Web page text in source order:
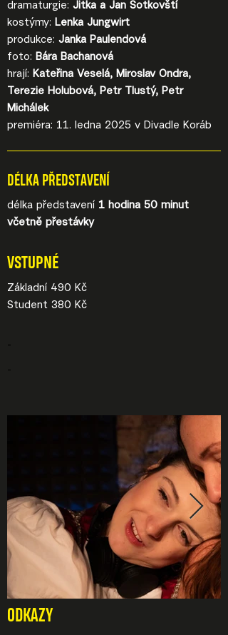
dramaturgie: Jitka a Jan Šotkovští
kostýmy: Lenka Jungwirt
produkce: Janka Paulendová
foto: Bára Bachanová
hrají: Kateřina Veselá, Miroslav Ondra,
Terezie Holubová, Petr Tlustý, Petr
Michálek
premiéra: 11. ledna 2025 v Divadle Koráb
DÉLKA PŘEDSTAVENÍ
délka představení 1 hodina 50 minut
včetně přestávky
VSTUPNÉ
Základní 490 Kč
Student 380 Kč
-
-
ODKAZY